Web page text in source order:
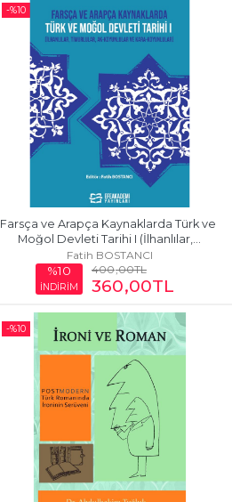
-%10
Farsça ve Arapça Kaynaklarda Türk ve
Moğol Devleti Tarihi I (İlhanlılar,...
Fatih BOSTANCI
%10
İNDİRİM
400,00TL
360,00TL
-%10